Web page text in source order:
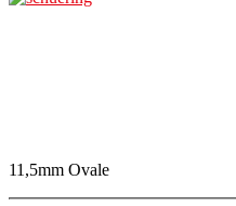
11,5mm Ovale